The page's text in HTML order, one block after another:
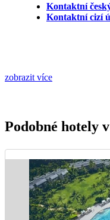
Kontaktní
Kontaktní cizí
zobrazit více
Podobné hotely